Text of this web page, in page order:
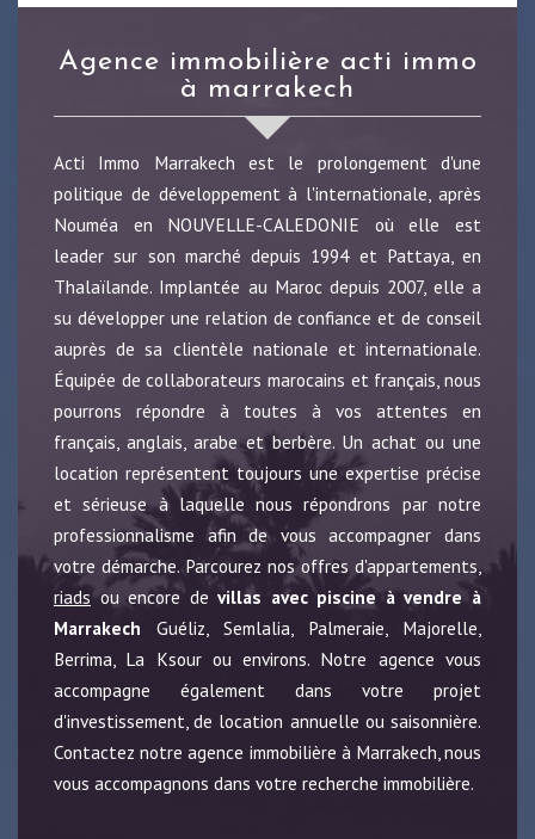
agence immobilière acti immo
à marrakech
Acti Immo Marrakech est le prolongement d'une
politique de développement à l'internationale, après
Nouméa en NOUVELLE-CALEDONIE où elle est
leader sur son marché depuis 1994 et Pattaya, en
Thalaïlande. Implantée au Maroc depuis 2007, elle a
su développer une relation de confiance et de conseil
auprès de sa clientèle nationale et internationale.
Équipée de collaborateurs marocains et français, nous
pourrons répondre à toutes à vos attentes en
français, anglais, arabe et berbère. Un achat ou une
location représentent toujours une expertise précise
et sérieuse à laquelle nous répondrons par notre
professionnalisme afin de vous accompagner dans
votre démarche. Parcourez nos offres d'appartements,
riads ou encore devillas avec piscine à vendre à
Marrakech Guéliz, Semlalia, Palmeraie, Majorelle,
Berrima, La Ksour ou environs. Notre agence vous
accompagne également dans votre projet
d'investissement, de location annuelle ou saisonnière.
Contactez notre agence immobilière à Marrakech, nous
vous accompagnons dans votre recherche immobilière.